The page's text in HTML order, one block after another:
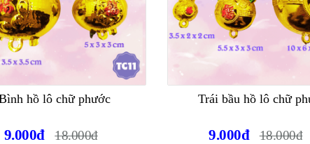
hồ lô chữ phước
9.000đ 18.000đ
Trái bầu hồ lô chữ
9.000đ 18.000đ